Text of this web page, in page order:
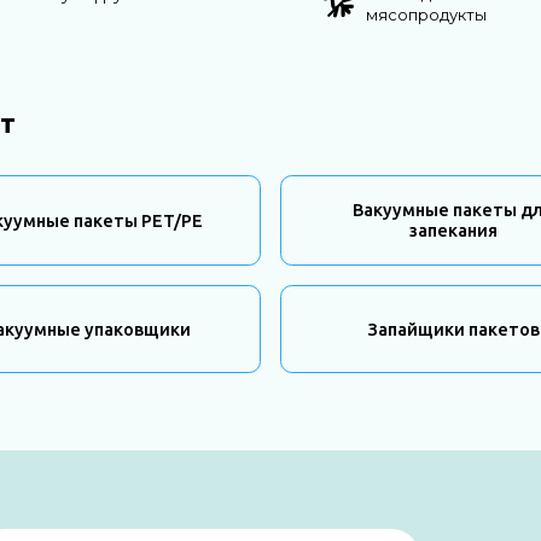
мясопродукты
пакеты PET/PE
Вакуумные пакеты
запекания
упаковщики Запайщики пакетов